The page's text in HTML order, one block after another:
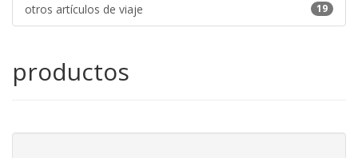
19
otros artículos de viaje
productos